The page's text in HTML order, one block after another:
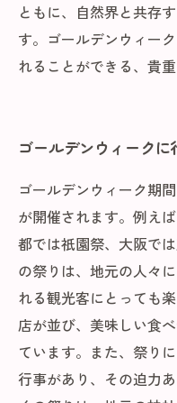
ともに、自然界と共存
す。ゴールデンウィー
れることができる、貴
ゴールデンウィークに
ゴールデンウィーク期
が開催されます。例え
都では祇園祭、大阪で
の祭りは、地元の人々
れる観光客にとっても
店が並び、美味しい食
ています。また、祭り
行事があり、その迫力